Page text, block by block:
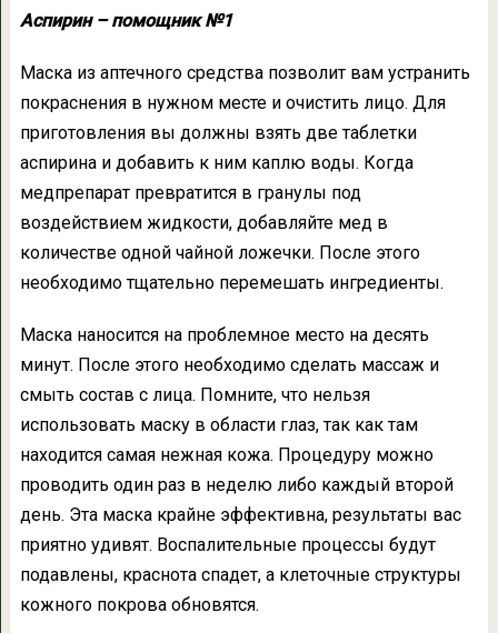
Аспирин – помощник №1
Маска из аптечного средства позволит вам устранить
покраснения в нужном месте и очистить лицо. Для
приготовления вы должны взять две таблетки
аспирина и добавить к ним каплю воды. Когда
медпрепарат превратится в гранулы под
воздействием жидкости, добавляйте мед в
количестве одной чайной ложечки. После этого
необходимо тщательно перемешать ингредиенты.
Маска наносится на проблемное место на десять
минут. После этого необходимо сделать массаж и
смыть состав с лица. Помните, что нельзя
использовать маску в области глаз, так как там
находится самая нежная кожа. Процедуру можно
проводить один раз в неделю либо каждый второй
день. Эта маска крайне эффективна, результаты вас
приятно удивят. Воспалительные процессы будут
подавлены, краснота спадет, а клеточные структуры
кожного покрова обновятся.